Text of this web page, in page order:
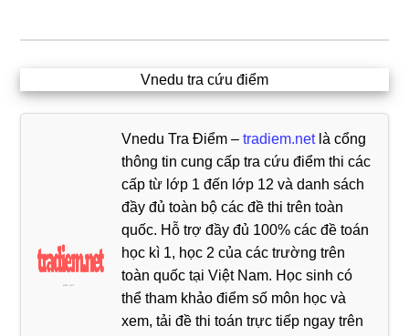
Vnedu tra cứu điểm
Vnedu Tra Điểm –tradiem.netlà cổng
thông tin cung cấp tra cứu điểm thi các
cấp từ lớp 1 đến lớp 12 và danh sách
đầy đủ toàn bộ các đề thi trên toàn
quốc. Hỗ trợ đầy đủ 100% các đề toán
học kì 1, học 2 của các trường trên
toàn quốc tại Việt Nam. Học sinh có
thể tham khảo điểm số môn học và
xem, tải đề thi toán trực tiếp ngay trên